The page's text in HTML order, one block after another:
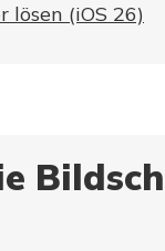
lösen (iOS 26)